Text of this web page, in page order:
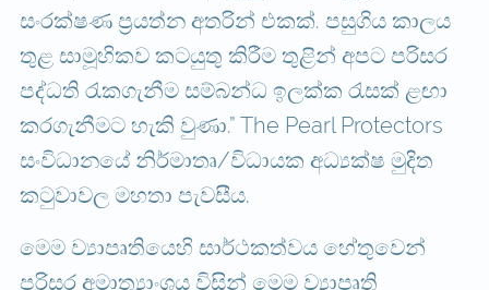
සංරක්ෂණ ප්‍රයත්න අතරින් එකක්. පසුගිය කාලය
තුළ සාමූහිකව කටයුතු කිරීම තුළින් අපට පරිසර
පද්ධති රැකගැනීම සම්බන්ධ ඉලක්ක රැසක් ළඟා
කරගැනීමට හැකි වුණා.” The Pearl Protectors
සංවිධානයේ නිර්මාතෘ/විධායක අධ්‍යක්ෂ මුදිත
කටුවාවල මහතා පැවසීය.
මෙම ව්‍යාපෘතියෙහි සාර්ථකත්වය හේතුවෙන්
පරිසර අමාත්‍යාංශය විසින් මෙම ව්‍යාපෘති